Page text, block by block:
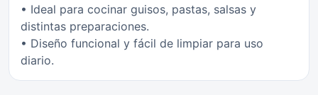
• Ideal para cocinar guisos, pastas, salsas y
distintas preparaciones.
• Diseño funcional y fácil de limpiar para uso
diario.